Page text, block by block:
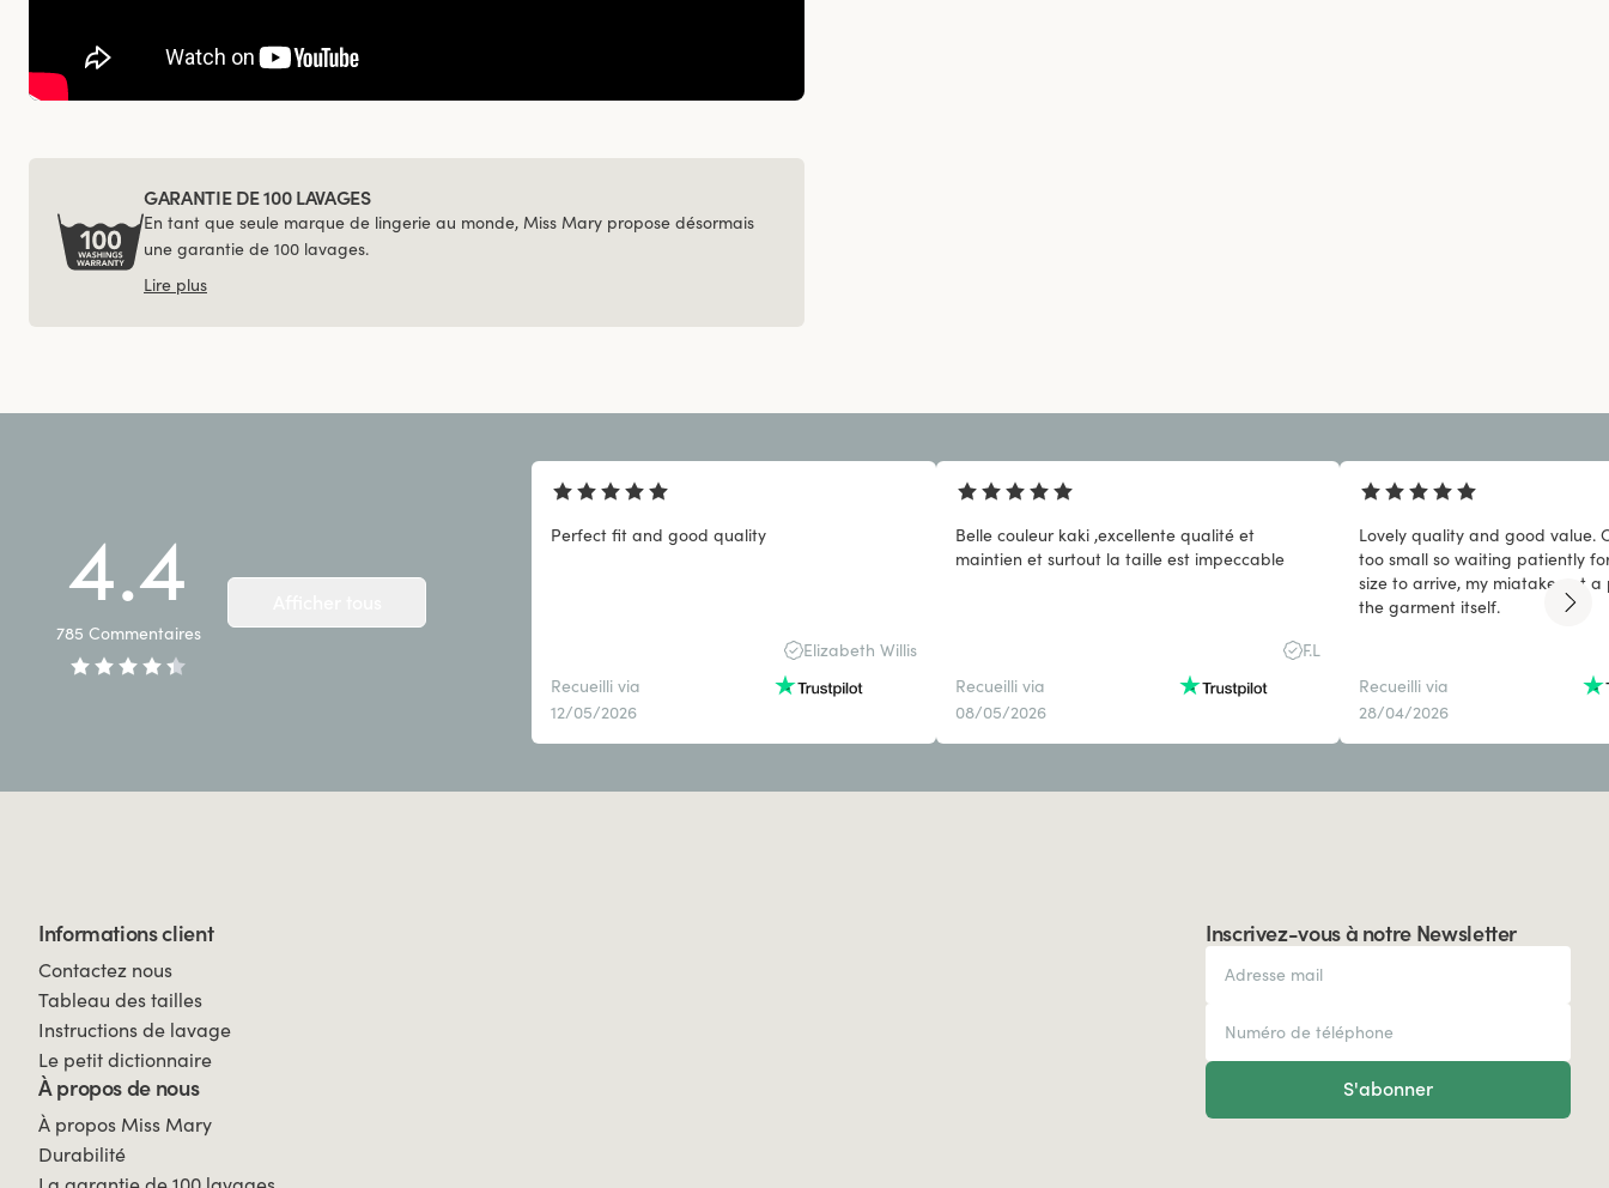
GARANTIE DE 100 LAVAGES
En tant que seule marque de lingerie au monde, Miss Mary propose désormais
une garantie de 100 lavages.
Lire plus
4.4
785 Commentaires
Perfect fit and good quality
Elizabeth Willis
Recueilli via
12/05/2026
Belle couleur kaki ,excellente qualité et
maintien et surtout la taille est impeccable
F.L
Recueilli via
08/05/2026
Lovely quality and good value.
too small so waiting patiently
size to arrive, my miatake not
the garment itself.
Recueilli via
28/04/2026
Inscrivez-vous à notre Newsletter
S'abonner
Informations client
Contactez nous
Tableau des tailles
Instructions de lavage
Le petit dictionnaire
À propos de nous
À propos Miss Mary
Durabilité